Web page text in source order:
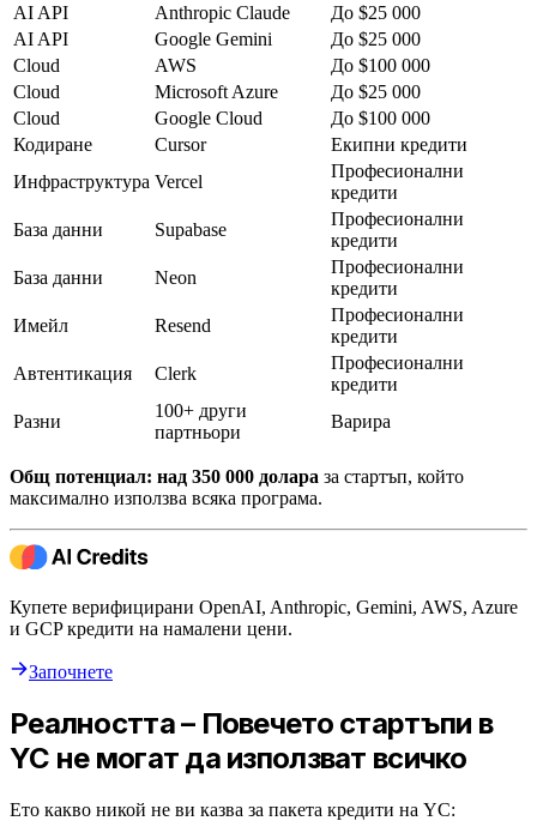
AI API
Anthropic Claude
До $25 000
AI API
Google Gemini
До $25 000
Cloud
AWS
До $100 000
Cloud
Microsoft Azure
До $25 000
Cloud
Google Cloud
До $100 000
Кодиране
Cursor
Екипни кредити
Инфраструктура Vercel
Професионални
кредити
База данни
Supabase
Професионални
кредити
База данни
Neon
Професионални
кредити
Имейл
Resend
Професионални
кредити
Автентикация
Clerk
Професионални
кредити
Разни
100+ други
партньори
Варира
Общ потенциал: над 350 000 долара за стартъп, който
максимално използва всяка програма.
Купете верифицирани OpenAI, Anthropic, Gemini, AWS, Azure
и GCP кредити на намалени цени.
Започнете
Реалността – Повечето стартъпи в
YC не могат да използват всичко
Ето какво никой не ви казва за пакета кредити на YC: